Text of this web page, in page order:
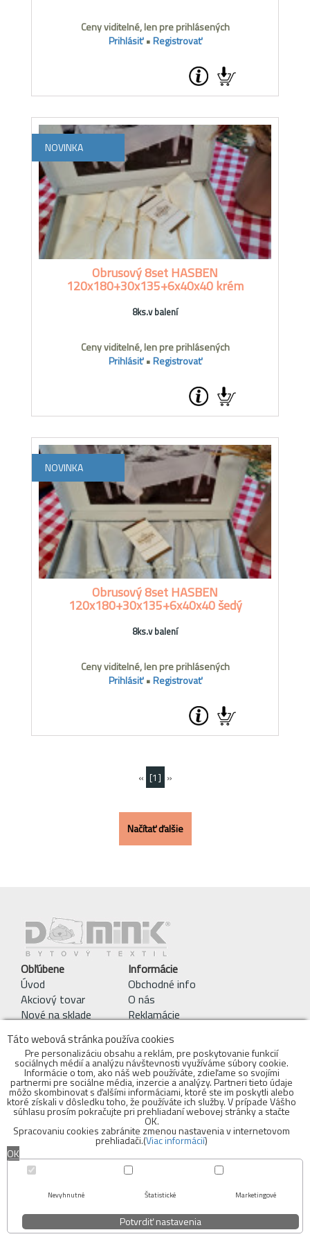
Ceny viditelné, len pre prihlásených
Prihlásiť•Registrovať
NOVINKA
Obrusový 8set HASBEN
120x180+30x135+6x40x40 krém
8ks.v balení
Ceny viditelné, len pre prihlásených
Prihlásiť•Registrovať
NOVINKA
Obrusový 8set HASBEN
120x180+30x135+6x40x40 šedý
8ks.v balení
Ceny viditelné, len pre prihlásených
Prihlásiť•Registrovať
« [1] »
Načítať ďalšie
Obľúbene
Úvod
Akciový tovar
Nové na sklade
Informácie
Obchodné info
O nás
Reklamácie
Obchodné podmienky
Kontakty
objednavky@bytovytextil.sk
mobil: 0910 942 979
Adresa Skladu:
Bytový textil - DOMINIK s.r.o.
919 42 Voderady
INFOLINKA:sklad: 0910 942 979
Cookies
Táto webová stránka používa cookies
Pre personalizáciu obsahu a reklám, pre poskytovanie funkcií
sociálnych médií a analýzu návštevnosti využíváme súbory cookie.
Informácie o tom, ako náš web používáte, zdieľame so svojími
partnermi pre sociálne média, inzercie a analýzy. Partneri tieto údaje
môžo skombinovat s ďalšími informáciami, ktoré ste im poskytli alebo
ktoré získali v dôsledku toho, že používáte ich služby. V prípade Vášho
súhlasu prosím pokračujte pri prehliadaní webovej stránky a stačte
OK.
Spracovaniu cookies zabránite zmenou nastavenia v internetovom
prehliadači.(Viac informácií)
OK
Nevyhnutné Štatistické Marketingové
Potvrdiť nastavenia